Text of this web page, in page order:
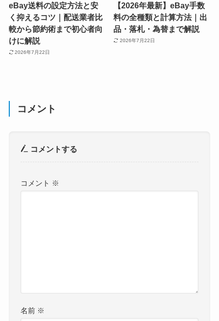
eBay送料の設定方法と安
く抑えるコツ｜配送業者比
較から節約術まで初心者向
けに解説
2026年7月22日
【2026年最新】eBay手数
料の全種類と計算方法｜出
品・落札・為替まで解説
2026年7月22日
コメント
コメントする
コメント ※
名前 ※